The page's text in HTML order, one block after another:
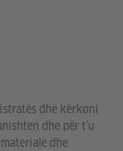
dhe kërkoni
dhe për t’u
dhe